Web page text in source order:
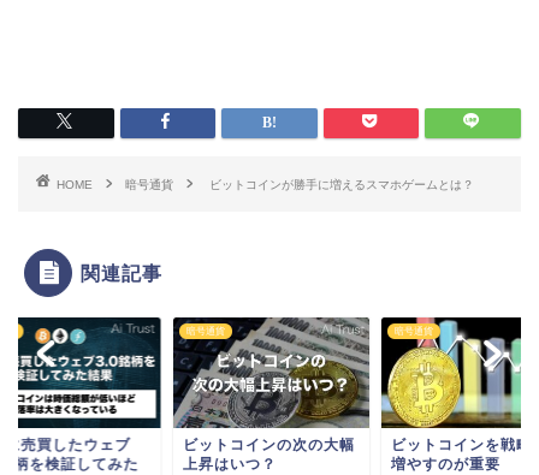
HOME 暗号通貨 ビットコインが勝手に増えるスマホゲームとは？
関連記事
に売買したウェブ
柄を検証してみた
暗号通貨
ビットコインの次の大幅
上昇はいつ？
暗号通貨
ビットコインを戦略
増やすのが重要